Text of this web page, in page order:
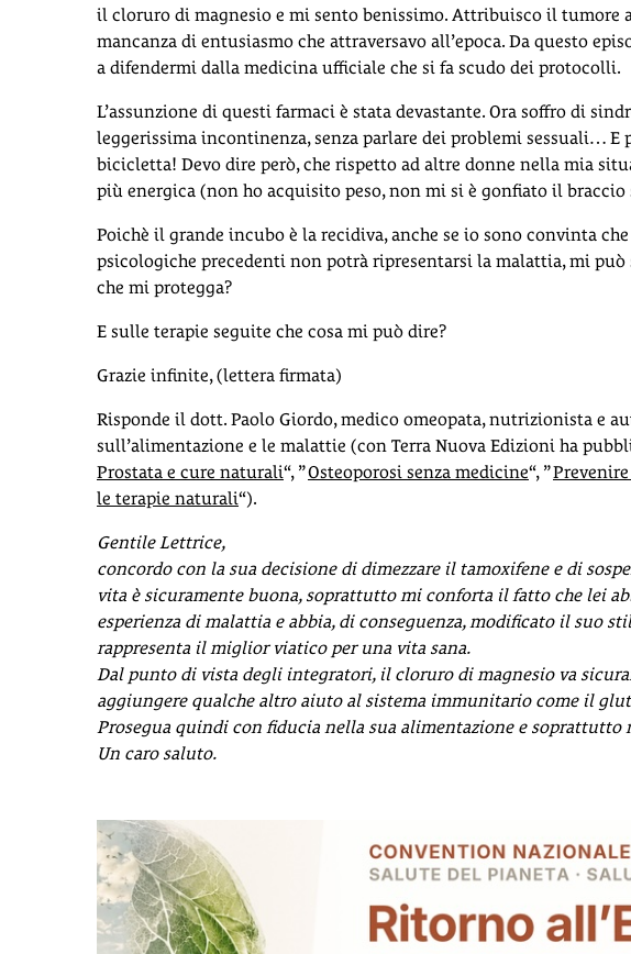
il cloruro di magnesio e mi sento benissimo. Attribuisco il tumore
mancanza di entusiasmo che attraversavo all’epoca. Da questo
a difendermi dalla medicina ufficiale che si fa scudo dei protocolli.
L’assunzione di questi farmaci è stata devastante. Ora soffro di
leggerissima incontinenza, senza parlare dei problemi sessuali… E
bicicletta! Devo dire però, che rispetto ad altre donne nella mia
più energica (non ho acquisito peso, non mi si è gonfiato il
Poichè il grande incubo è la recidiva, anche se io sono convinta
psicologiche precedenti non potrà ripresentarsi la malattia, mi
che mi protegga?
E sulle terapie seguite che cosa mi può dire?
Grazie infinite, (lettera firmata)
Risponde il dott. Paolo Giordo, medico omeopata, nutrizionista e
sull’alimentazione e le malattie (con Terra Nuova Edizioni ha
Prostata e cure naturali“, ”Osteoporosi senza medicine“, ”
le terapie naturali“).
Gentile Lettrice,
concordo con la sua decisione di dimezzare il tamoxifene e di
vita è sicuramente buona, soprattutto mi conforta il fatto che lei
esperienza di malattia e abbia, di conseguenza, modificato il suo
rappresenta il miglior viatico per una vita sana.
Dal punto di vista degli integratori, il cloruro di magnesio va
aggiungere qualche altro aiuto al sistema immunitario come il
Prosegua quindi con fiducia nella sua alimentazione e
Un caro saluto.